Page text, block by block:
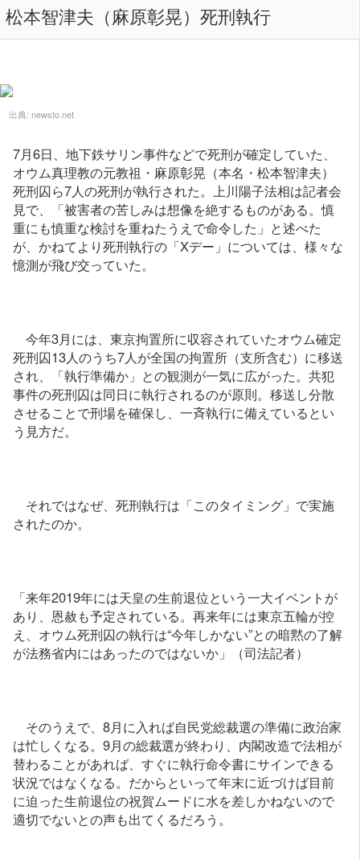
松本智津夫（麻原彰晃）死刑執行
出典: newsto.net
7月6日、地下鉄サリン事件などで死刑が確定していた、
オウム真理教の元教祖・麻原彰晃（本名・松本智津夫）
死刑囚ら7人の死刑が執行された。上川陽子法相は記者会
見で、「被害者の苦しみは想像を絶するものがある。慎
重にも慎重な検討を重ねたうえで命令した」と述べた
が、かねてより死刑執行の「Xデー」については、様々な
憶測が飛び交っていた。
今年3月には、東京拘置所に収容されていたオウム確定
死刑囚13人のうち7人が全国の拘置所（支所含む）に移送
され、「執行準備か」との観測が一気に広がった。共犯
事件の死刑囚は同日に執行されるのが原則。移送し分散
させることで刑場を確保し、一斉執行に備えているとい
う見方だ。
それではなぜ、死刑執行は「このタイミング」で実施
されたのか。
「来年2019年には天皇の生前退位という一大イベントが
あり、恩赦も予定されている。再来年には東京五輪が控
え、オウム死刑囚の執行は“今年しかない”との暗黙の了解
が法務省内にはあったのではないか」（司法記者）
そのうえで、8月に入れば自民党総裁選の準備に政治家
は忙しくなる。9月の総裁選が終わり、内閣改造で法相が
替わることがあれば、すぐに執行命令書にサインできる
状況ではなくなる。だからといって年末に近づけば目前
に迫った生前退位の祝賀ムードに水を差しかねないので
適切でないとの声も出てくるだろう。